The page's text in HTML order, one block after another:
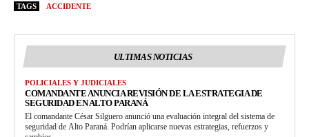
TAGS ACCIDENTE
ULTIMAS NOTICIAS
POLICIALES Y JUDICIALES
COMANDANTE ANUNCIA REVISIÓN DE LA ESTRATEGIA DE
SEGURIDAD EN ALTO PARANÁ
El comandante César Silguero anunció una evaluación integral del sistema de
seguridad de Alto Paraná. Podrían aplicarse nuevas estrategias, refuerzos y